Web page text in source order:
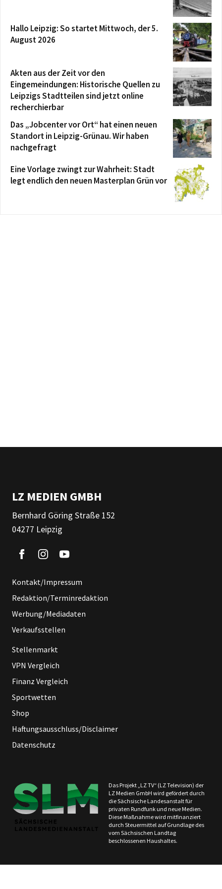
Hallo Leipzig: So startet Mittwoch, der 5.
August 2026
Akten aus der Zeit vor den
Eingemeindungen: Historische Quellen zu
Leipzigs Stadtteilen sind jetzt online
recherchierbar
Das „Jobcenter vor Ort“ hat einen neuen
Standort in Leipzig-Grünau. Wir haben
nachgefragt
Eine Vorlage zwingt zur Wahrheit: Stadt
legt endlich den neuen Masterplan Grün vor
LZ MEDIEN GMBH
Bernhard Göring Straße 152
04277 Leipzig
Kontakt/Impressum
Redaktion/Terminredaktion
Werbung/Mediadaten
Verkaufsstellen
Stellenmarkt
VPN Vergleich
Finanz Vergleich
Sportwetten
Shop
Haftungsausschluss/Disclaimer
Datenschutz
Das Projekt „LZ TV“ (LZ Television) der
LZ Medien GmbH wird gefördert durch
die Sächsische Landesanstalt für
privaten Rundfunk und neue Medien.
Diese Maßnahme wird mitfinanziert
durch Steuermittel auf Grundlage des
vom Sächsischen Landtag
beschlossenen Haushaltes.